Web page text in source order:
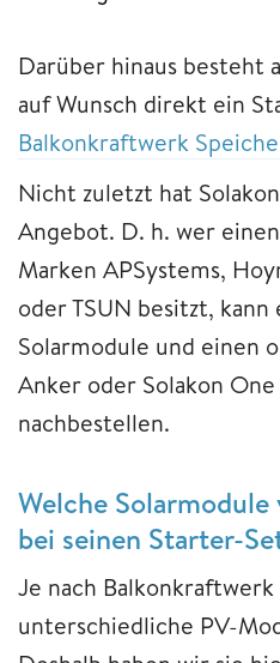
Darüber hinaus besteht
auf Wunsch direkt ein
Balkonkraftwerk
Nicht zuletzt hat
Angebot. D. h. wer
Marken APSystems,
oder TSUN besitzt, kann
Solarmodule und einen
Anker oder Solakon
nachbestellen.
Welche
bei seinen Starter-
Je nach
unterschiedliche PV-